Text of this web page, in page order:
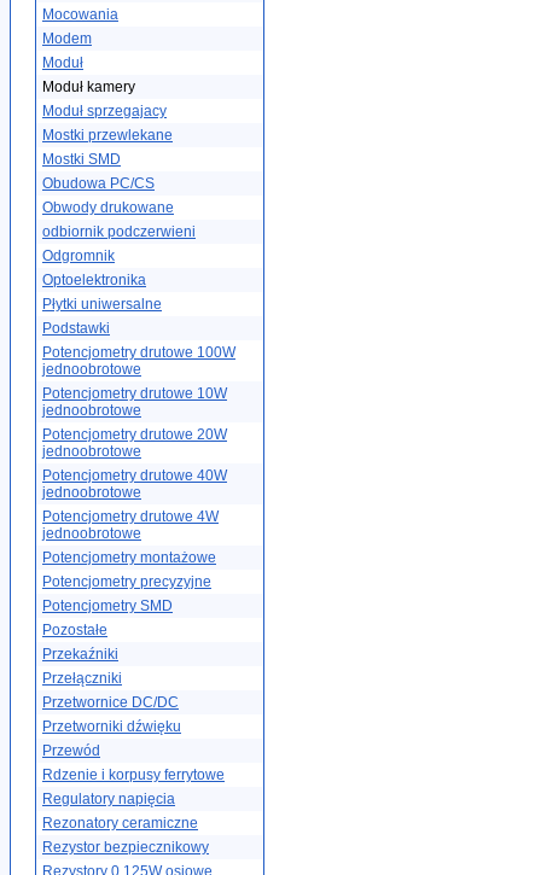
Mocowania
Modem
Moduł
Moduł kamery
Moduł sprzegajacy
Mostki przewlekane
Mostki SMD
Obudowa PC/CS
Obwody drukowane
odbiornik podczerwieni
Odgromnik
Optoelektronika
Płytki uniwersalne
Podstawki
Potencjometry drutowe 100W
jednoobrotowe
Potencjometry drutowe 10W
jednoobrotowe
Potencjometry drutowe 20W
jednoobrotowe
Potencjometry drutowe 40W
jednoobrotowe
Potencjometry drutowe 4W
jednoobrotowe
Potencjometry montażowe
Potencjometry precyzyjne
Potencjometry SMD
Pozostałe
Przekaźniki
Przełączniki
Przetwornice DC/DC
Przetworniki dźwięku
Przewód
Rdzenie i korpusy ferrytowe
Regulatory napięcia
Rezonatory ceramiczne
Rezystor bezpiecznikowy
Rezystory 0.125W osiowe